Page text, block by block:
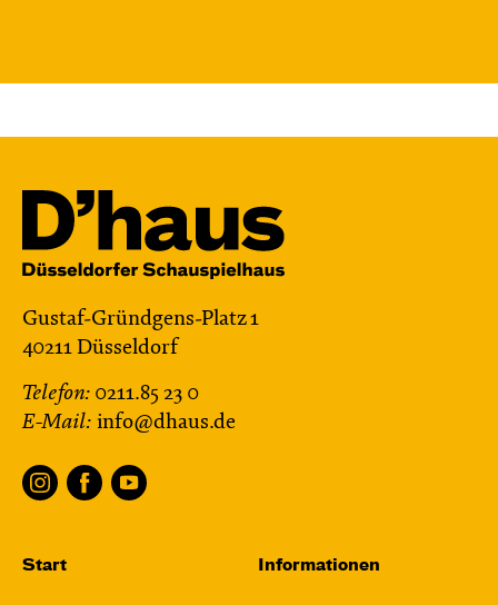
Gustaf-Gründgens-Platz 1
40211 Düsseldorf
Telefon: 0211.85 23 0
E-Mail: info@dhaus.de
Start Informationen